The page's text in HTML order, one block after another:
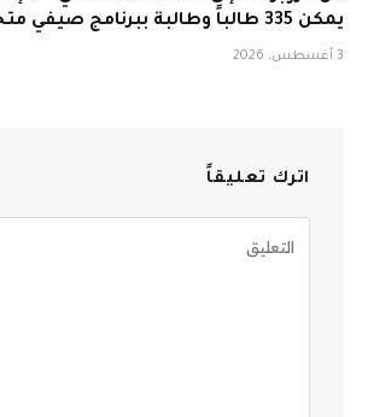
يمكن 335 طالباً وطالبة ببرنامج صيفي متخصص
3 أغسطس، 2026
اترك تعليقاً